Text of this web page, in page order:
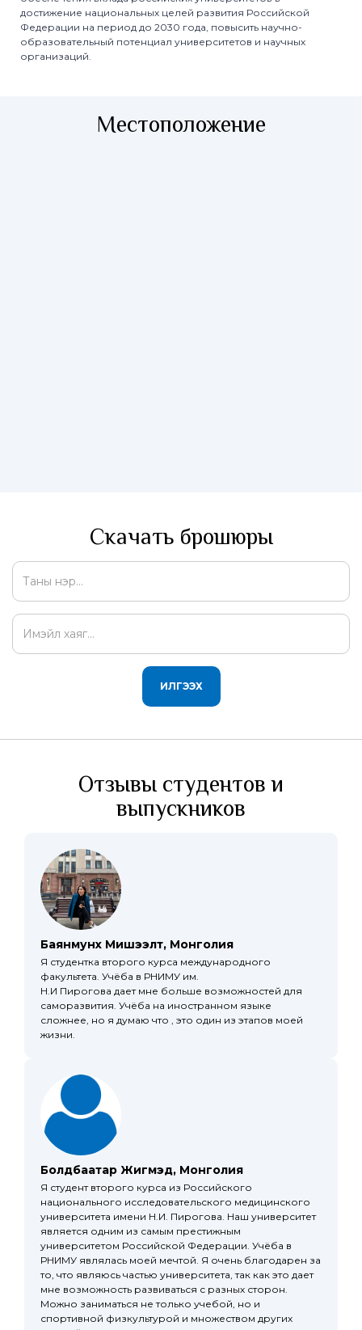
достижение национальных целей развития Российской
Федерации на период до 2030 года, повысить научно-
образовательный потенциал университетов и научных
организаций.
Местоположение
Скачать брошюры
ИЛГЭЭХ
Отзывы студентов и
выпускников
Баянмунх Мишээлт, Монголия
Я студентка второго курса международного
факультета. Учёба в РНИМУ им.
Н.И Пирогова дает мне больше возможностей для
саморазвития. Учёба на иностранном языке
сложнее, но я думаю что , это один из этапов моей
жизни.
Болдбаатар Жигмэд, Монголия
Я студент второго курса из Российского
национального исследовательского медицинского
университета имени Н.И. Пирогова. Наш университет
является одним из самым престижным
университетом Российской Федерации. Учёба в
РНИМУ являлась моей мечтой. Я очень благодарен за
то, что являюсь частью университета, так как это дает
мне возможность развиваться с разных сторон.
Можно заниматься не только учебой, но и
спортивной физкультурой и множеством других